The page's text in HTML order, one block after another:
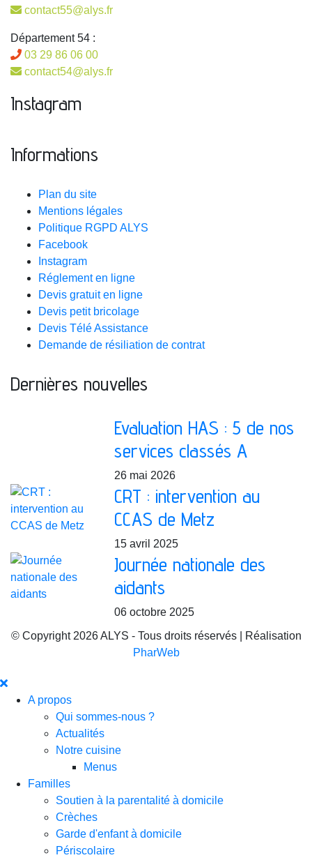
contact55@alys.fr
Département 54 :
03 29 86 06 00
contact54@alys.fr
Instagram
Informations
Plan du site
Mentions légales
Politique RGPD ALYS
Facebook
Instagram
Réglement en ligne
Devis gratuit en ligne
Devis petit bricolage
Devis Télé Assistance
Demande de résiliation de contrat
Dernières nouvelles
Evaluation HAS : 5 de nos
services classés A
26 mai 2026
CRT : intervention au
CCAS de Metz
15 avril 2025
Journée nationale des
aidants
06 octobre 2025
© Copyright 2026 ALYS - Tous droits réservés | Réalisation
PharWeb
A propos
Qui sommes-nous ?
Actualités
Notre cuisine
Menus
Familles
Soutien à la parentalité à domicile
Crèches
Garde d'enfant à domicile
Périscolaire